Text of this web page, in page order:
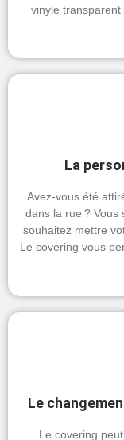
vinyle
La
Avez-vous été
dans la rue ? Vous
souhaitez mettre
Le covering vous
Le
Le covering